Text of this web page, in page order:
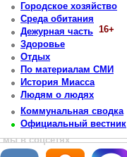
Городское хозяйство
Среда обитания
Дежурная часть 16+
Здоровье
Отдых
По материалам СМИ
История Миасса
Людям о людях
Коммунальная сводка
Официальный вестник
мы в соцсетях